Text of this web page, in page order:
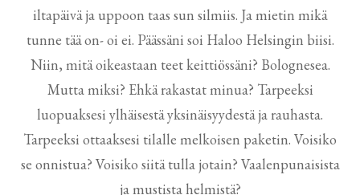
iltapäivä ja uppoon taas sun silmiis. Ja mietin mikä
tunne tää on- oi ei. Päässäni soi Haloo Helsingin biisi.
Niin, mitä oikeastaan teet keittiössäni? Bolognesea.
Mutta miksi? Ehkä rakastat minua? Tarpeeksi
luopuaksesi ylhäisestä yksinäisyydestä ja rauhasta.
Tarpeeksi ottaaksesi tilalle melkoisen paketin. Voisiko
se onnistua? Voisiko siitä tulla jotain? Vaalenpunaisista
ja mustista helmistä?